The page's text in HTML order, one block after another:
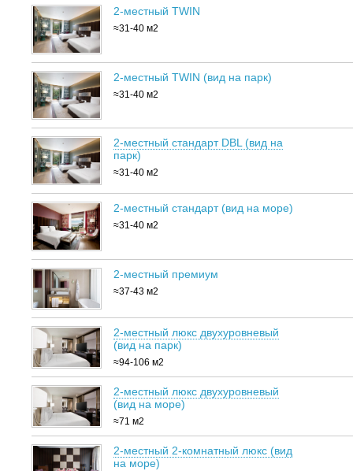
2-местный TWIN
≈31-40 м2
2-местный TWIN (вид на парк)
≈31-40 м2
2-местный стандарт DBL (вид на
парк)
≈31-40 м2
2-местный стандарт (вид на море)
≈31-40 м2
2-местный премиум
≈37-43 м2
2-местный люкс двухуровневый
(вид на парк)
≈94-106 м2
2-местный люкс двухуровневый
(вид на море)
≈71 м2
2-местный 2-комнатный люкс (вид
на море)